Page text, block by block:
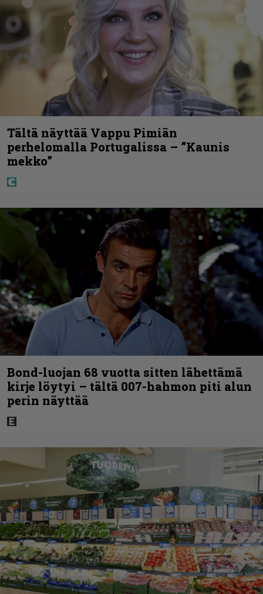
Tältä näyttää Vappu Pimiän
perhelomalla Portugalissa – ”Kaunis
mekko”
Bond-luojan 68 vuotta sitten lähettämä
kirje löytyi – tältä 007-hahmon piti alun
perin näyttää